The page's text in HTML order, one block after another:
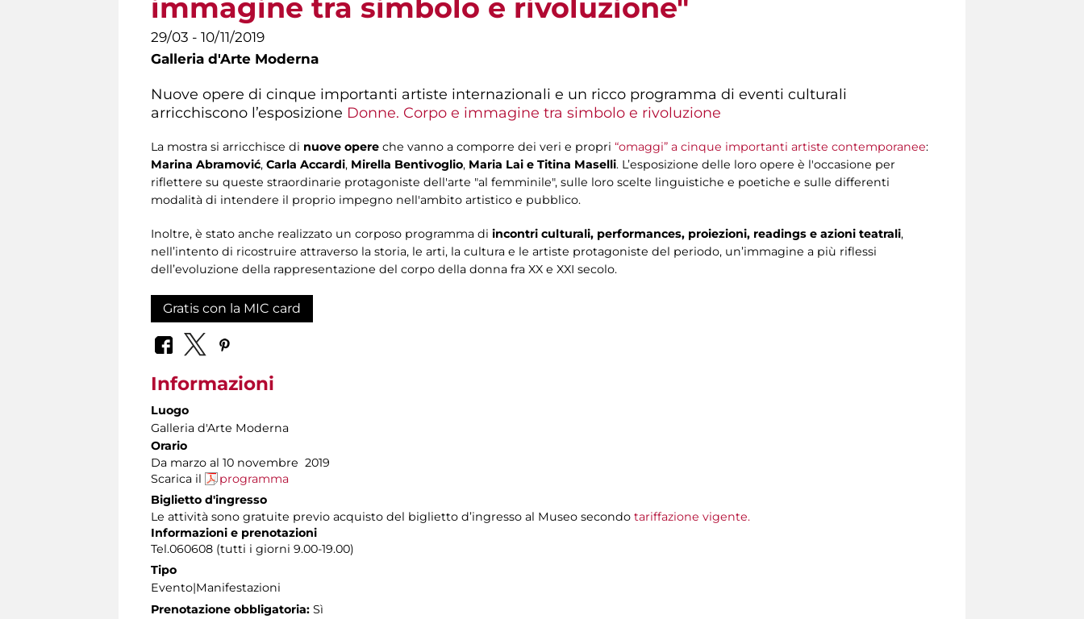
immagine tra simbolo e rivoluzione"
29/03 - 10/11/2019
Galleria d'Arte Moderna
Nuove opere di cinque importanti artiste internazionali e un ricco programma di eventi culturali
arricchiscono l’esposizione Donne. Corpo e immagine tra simbolo e rivoluzione
La mostra si arricchisce di nuove opere che vanno a comporre dei veri e propri “omaggi” a cinque importanti artiste contemporanee:
Marina Abramović, Carla Accardi, Mirella Bentivoglio, Maria Lai e Titina Maselli. L’esposizione delle loro opere è l'occasione per
riflettere su queste straordinarie protagoniste dell'arte "al femminile", sulle loro scelte linguistiche e poetiche e sulle differenti
modalità di intendere il proprio impegno nell'ambito artistico e pubblico.
Inoltre, è stato anche realizzato un corposo programma di incontri culturali, performances, proiezioni, readings e azioni teatrali,
nell’intento di ricostruire attraverso la storia, le arti, la cultura e le artiste protagoniste del periodo, un’immagine a più riflessi
dell’evoluzione della rappresentazione del corpo della donna fra XX e XXI secolo.
Gratis con la MIC card
Informazioni
Luogo
Galleria d'Arte Moderna
Orario
Da marzo al 10 novembre 2019
Scarica il
programma
Biglietto d'ingresso
Le attività sono gratuite previo acquisto del biglietto d’ingresso al Museo secondo tariffazione vigente.
Informazioni e prenotazioni
Tel.060608 (tutti i giorni 9.00-19.00)
Tipo
Evento|Manifestazioni
Prenotazione obbligatoria: Sì